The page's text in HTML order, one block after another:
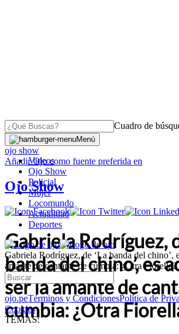
Cuadro de
Menú
Videos
Ojo Show
Policial
Mujer
Locomundo
Actualidad
Deportes
Gabriela Rodríguez, de ‘La banda del chino’,
amante de cantante de cumbia: ¿Otra Fiorella?
ojo.peTérminos y CondicionesPolítica de
Cookies
TEMAS:
OJO
ojo show
AñadirOjocomo fuente preferida en
Ojo Show
Gabriela Rodríguez,
banda del chino’, es
ser la amante de
cumbia: ¿Otra